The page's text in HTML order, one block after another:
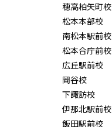
穂高柏矢町校
松本本部校
南松本駅前校
松本合庁前校
広丘駅前校
岡谷校
下諏訪校
伊那北駅前校
飯田駅前校